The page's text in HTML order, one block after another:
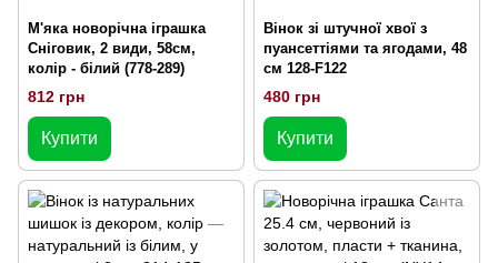
М'яка новорічна іграшка
Сніговик, 2 види, 58см,
колір - білий (778-289)
812 грн
Купити
Вінок зі штучної хвої з
пуансеттіями та ягодами, 48
см 128-F122
480 грн
Купити